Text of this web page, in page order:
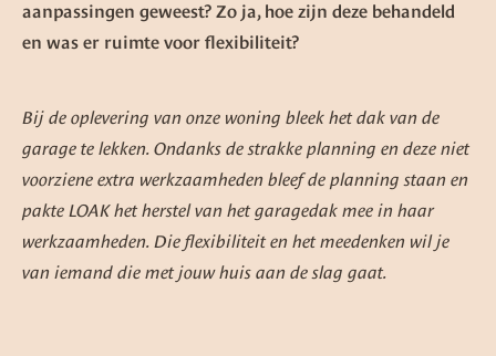
aanpassingen geweest? Zo ja, hoe zijn deze behandeld
en was er ruimte voor flexibiliteit?
Bij de oplevering van onze woning bleek het dak van de
garage te lekken. Ondanks de strakke planning en deze niet
voorziene extra werkzaamheden bleef de planning staan en
pakte LOAK het herstel van het garagedak mee in haar
werkzaamheden. Die flexibiliteit en het meedenken wil je
van iemand die met jouw huis aan de slag gaat.